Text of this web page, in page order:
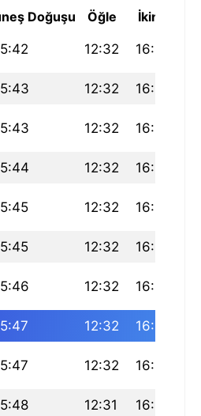
Doğuşu Öğle İkindi
12:32 16:12
12:32 16:12
12:32 16:12
12:32 16:12
12:32 16:12
12:32 16:12
12:32 16:11
12:32 16:11
12:32 16:11
12:31 16:11